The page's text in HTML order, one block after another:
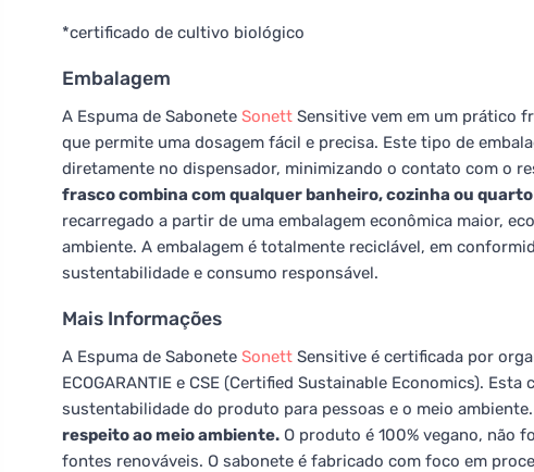
*certificado de cultivo biológico
Embalagem
A Espuma de Sabonete Sonett Sensitive vem em um prático
que permite uma dosagem fácil e precisa. Este tipo de
diretamente no dispensador, minimizando o contato com o
frasco combina com qualquer banheiro, cozinha ou
recarregado a partir de uma embalagem econômica maior,
ambiente. A embalagem é totalmente reciclável, em
sustentabilidade e consumo responsável.
Mais Informações
A Espuma de Sabonete Sonett Sensitive é certificada por
ECOGARANTIE e CSE (Certified Sustainable Economics).
sustentabilidade do produto para pessoas e o meio ambiente.
respeito ao meio ambiente. O produto é 100% vegano, não
fontes renováveis. O sabonete é fabricado com foco em